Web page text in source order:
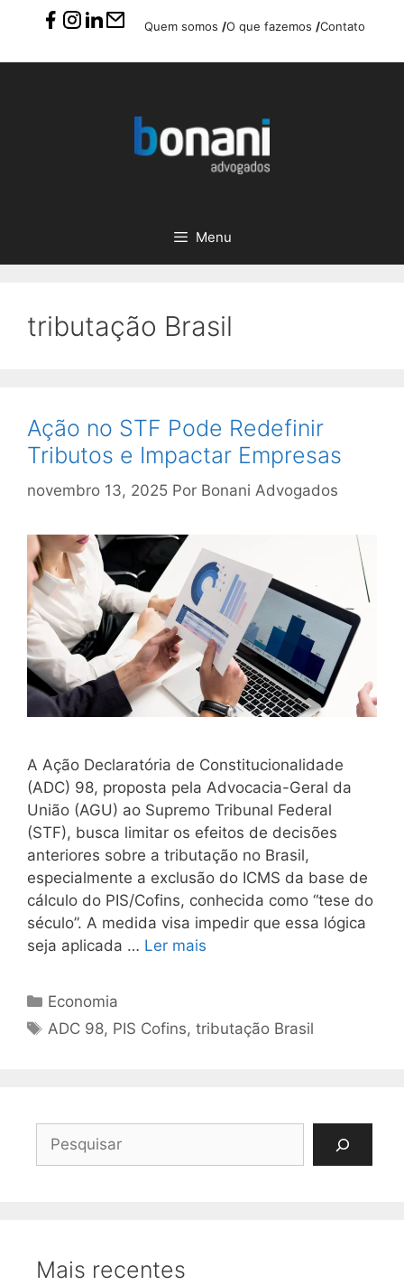
Quem somos /O que fazemos /Contato
Menu
tributação Brasil
Ação no STF Pode Redefinir
Tributos e Impactar Empresas
novembro 13, 2025 Por Bonani Advogados
A Ação Declaratória de Constitucionalidade
(ADC) 98, proposta pela Advocacia-Geral da
União (AGU) ao Supremo Tribunal Federal
(STF), busca limitar os efeitos de decisões
anteriores sobre a tributação no Brasil,
especialmente a exclusão do ICMS da base de
cálculo do PIS/Cofins, conhecida como “tese do
século”. A medida visa impedir que essa lógica
seja aplicada … Ler mais
Categorias
Economia
Tags
ADC 98, PIS Cofins,tributação Brasil
Pesquisar
Mais recentes